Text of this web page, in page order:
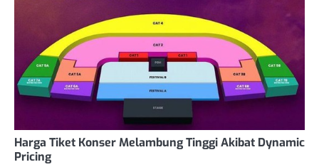
Harga Tiket Konser Melambung Tinggi Akibat Dynamic
Pricing